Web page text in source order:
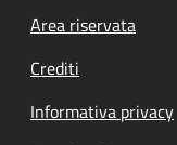
Footer
Area riservata
Crediti
Informativa privacy